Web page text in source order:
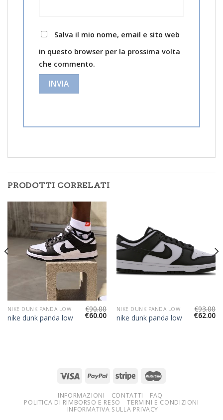
Salva il mio nome, email e sito web
in questo browser per la prossima volta
che commento.
PRODOTTI CORRELATI
NIKE DUNK PANDA LOW
nike dunk panda low
€90.00
€60.00
NIKE DUNK PANDA LOW
nike dunk panda low
€93.00
€62.00
INFORMAZIONI CONTATTI
FAQ
POLITICA DI RIMBORSO E RESO
TERMINI E CONDIZIONI
INFORMATIVA SULLA PRIVACY